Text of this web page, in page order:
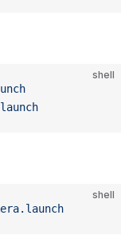
shell
shell